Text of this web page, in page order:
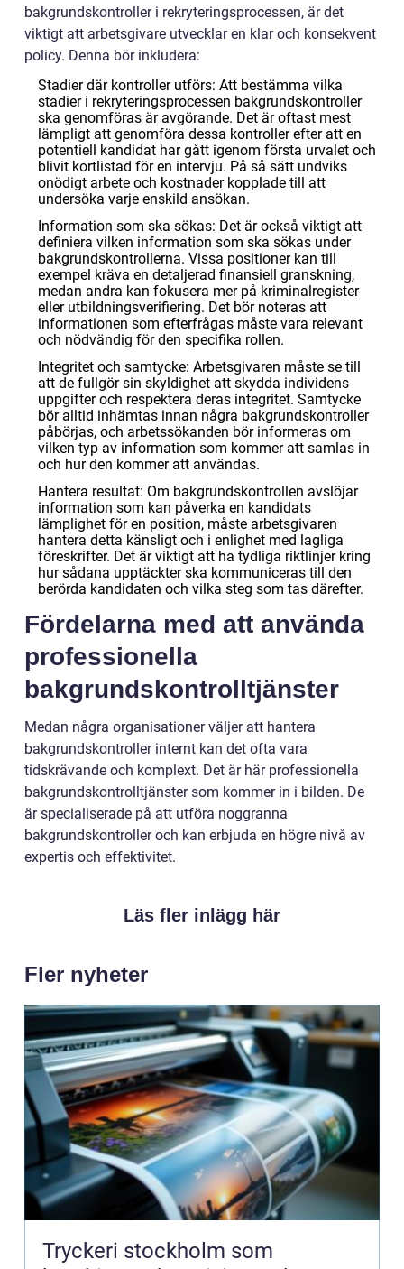
bakgrundskontroller i rekryteringsprocessen, är det
viktigt att arbetsgivare utvecklar en klar och konsekvent
policy. Denna bör inkludera:
Stadier där kontroller utförs: Att bestämma vilka
stadier i rekryteringsprocessen bakgrundskontroller
ska genomföras är avgörande. Det är oftast mest
lämpligt att genomföra dessa kontroller efter att en
potentiell kandidat har gått igenom första urvalet och
blivit kortlistad för en intervju. På så sätt undviks
onödigt arbete och kostnader kopplade till att
undersöka varje enskild ansökan.
Information som ska sökas: Det är också viktigt att
definiera vilken information som ska sökas under
bakgrundskontrollerna. Vissa positioner kan till
exempel kräva en detaljerad finansiell granskning,
medan andra kan fokusera mer på kriminalregister
eller utbildningsverifiering. Det bör noteras att
informationen som efterfrågas måste vara relevant
och nödvändig för den specifika rollen.
Integritet och samtycke: Arbetsgivaren måste se till
att de fullgör sin skyldighet att skydda individens
uppgifter och respektera deras integritet. Samtycke
bör alltid inhämtas innan några bakgrundskontroller
påbörjas, och arbetssökanden bör informeras om
vilken typ av information som kommer att samlas in
och hur den kommer att användas.
Hantera resultat: Om bakgrundskontrollen avslöjar
information som kan påverka en kandidats
lämplighet för en position, måste arbetsgivaren
hantera detta känsligt och i enlighet med lagliga
föreskrifter. Det är viktigt att ha tydliga riktlinjer kring
hur sådana upptäckter ska kommuniceras till den
berörda kandidaten och vilka steg som tas därefter.
Fördelarna med att använda
professionella
bakgrundskontrolltjänster
Medan några organisationer väljer att hantera
bakgrundskontroller internt kan det ofta vara
tidskrävande och komplext. Det är här professionella
bakgrundskontrolltjänster som kommer in i bilden. De
är specialiserade på att utföra noggranna
bakgrundskontroller och kan erbjuda en högre nivå av
expertis och effektivitet.
Läs fler inlägg här
Fler nyheter
Tryckeri stockholm som